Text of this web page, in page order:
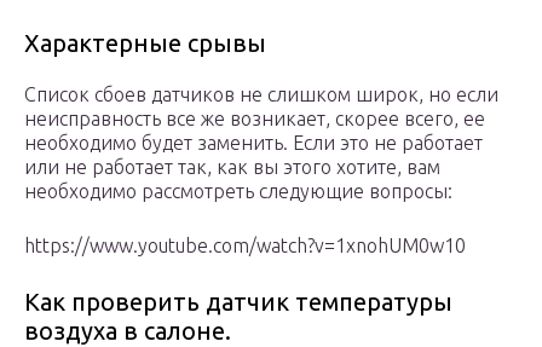
Характерные срывы
Список сбоев датчиков не слишком широк, но если
неисправность все же возникает, скорее всего, ее
необходимо будет заменить. Если это не работает
или не работает так, как вы этого хотите, вам
необходимо рассмотреть следующие вопросы:
https://www.youtube.com/watch?v=1xnohUM0w10
Как проверить датчик температуры
воздуха в салоне.